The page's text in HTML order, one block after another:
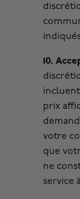
10.
prix
votre
que
ne
service